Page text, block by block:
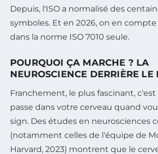
Depuis, l'ISO a normalisé des
symboles. Et en 2026, on en
dans la norme ISO 7010 seule.
POURQUOI ÇA MARCHE ? LA
NEUROSCIENCE DERRIÈRE LE
Franchement, le plus fascinant, c'est
passe dans votre cerveau quand
sign. Des études en neurosciences
(notamment celles de l'équipe de
Harvard, 2023) montrent que le